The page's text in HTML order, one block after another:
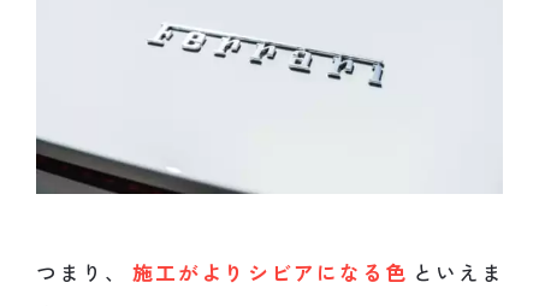
つまり、 施工がよりシビアになる色 といえま